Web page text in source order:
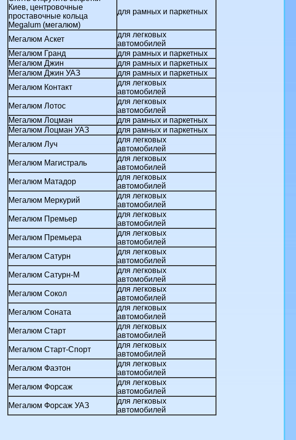
Киев, центровочные
проставочные кольца
Megalum (мегалюм)
для рамных и паркетных
Мегалюм Аскет
для легковых
автомобилей
Мегалюм Гранд
для рамных и паркетных
Мегалюм Джин
для рамных и паркетных
Мегалюм Джин УАЗ
для рамных и паркетных
Мегалюм Контакт
для легковых
автомобилей
Мегалюм Лотос
для легковых
автомобилей
Мегалюм Лоцман
для рамных и паркетных
Мегалюм Лоцман УАЗ
для рамных и паркетных
Мегалюм Луч
для легковых
автомобилей
Мегалюм Магистраль
для легковых
автомобилей
Мегалюм Матадор
для легковых
автомобилей
Мегалюм Меркурий
для легковых
автомобилей
Мегалюм Премьер
для легковых
автомобилей
Мегалюм Премьера
для легковых
автомобилей
Мегалюм Сатурн
для легковых
автомобилей
Мегалюм Сатурн-М
для легковых
автомобилей
Мегалюм Сокол
для легковых
автомобилей
Мегалюм Соната
для легковых
автомобилей
Мегалюм Старт
для легковых
автомобилей
Мегалюм Старт-Спорт
для легковых
автомобилей
Мегалюм Фаэтон
для легковых
автомобилей
Мегалюм Форсаж
для легковых
автомобилей
Мегалюм Форсаж УАЗ
для легковых
автомобилей